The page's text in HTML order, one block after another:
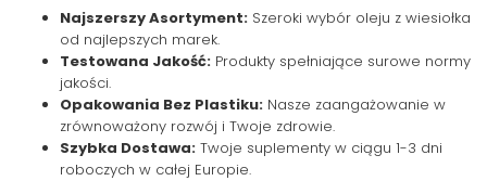
Najszerszy Asortyment: Szeroki wybór oleju z wiesiołka
od najlepszych marek.
Testowana Jakość: Produkty spełniające surowe normy
jakości.
Opakowania Bez Plastiku: Nasze zaangażowanie w
zrównoważony rozwój i Twoje zdrowie.
Szybka Dostawa: Twoje suplementy w ciągu 1-3 dni
roboczych w całej Europie.